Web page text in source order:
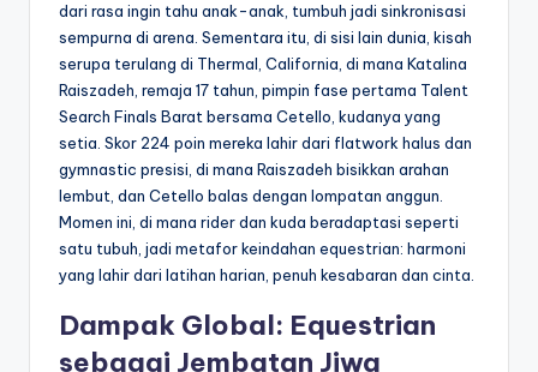
dari rasa ingin tahu anak-anak, tumbuh jadi sinkronisasi
sempurna di arena. Sementara itu, di sisi lain dunia, kisah
serupa terulang di Thermal, California, di mana Katalina
Raiszadeh, remaja 17 tahun, pimpin fase pertama Talent
Search Finals Barat bersama Cetello, kudanya yang
setia. Skor 224 poin mereka lahir dari flatwork halus dan
gymnastic presisi, di mana Raiszadeh bisikkan arahan
lembut, dan Cetello balas dengan lompatan anggun.
Momen ini, di mana rider dan kuda beradaptasi seperti
satu tubuh, jadi metafor keindahan equestrian: harmoni
yang lahir dari latihan harian, penuh kesabaran dan cinta.
Dampak Global: Equestrian
sebagai Jembatan Jiwa